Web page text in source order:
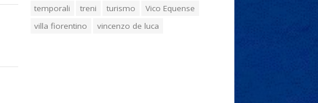
temporali
treni turismo
Vico Equense
villa fiorentino
vincenzo de luca